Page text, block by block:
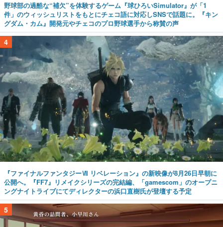
野球部の過酷な“補欠”を体験するゲーム『球ひろいSimulator』が「1
件」のウィッシュリストをもとにチェコ語に対応しSNSで話題に。『キン
グダム・カム』開発元やチェコのプロ野球選手から称賛の声
4
『ファイナルファンタジーⅦ リベレーション』の新映像が8月26日早朝に
公開へ。『FF7』リメイクシリーズの完結編、「gamescom」のオープニ
ングナイトライブにてディレクターの浜口直樹氏が登壇する予定
5